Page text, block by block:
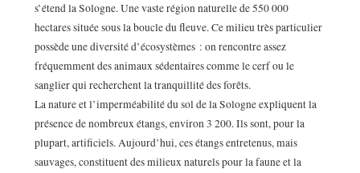
s’étend la Sologne. Une vaste région naturelle de 550 000
hectares située sous la boucle du fleuve. Ce milieu très particulier
possède une diversité d’écosystèmes : on rencontre assez
fréquemment des animaux sédentaires comme le cerf ou le
sanglier qui recherchent la tranquillité des forêts.
La nature et l’imperméabilité du sol de la Sologne expliquent la
présence de nombreux étangs, environ 3 200. Ils sont, pour la
plupart, artificiels. Aujourd’hui, ces étangs entretenus, mais
sauvages, constituent des milieux naturels pour la faune et la